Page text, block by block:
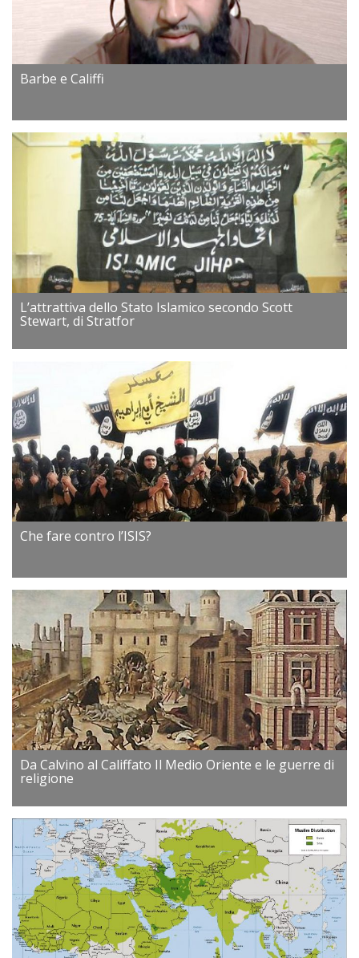
Barbe e Califfi
L’attrattiva dello Stato Islamico secondo Scott
Stewart, di Stratfor
Che fare contro l’ISIS?
Da Calvino al Califfato Il Medio Oriente e le guerre di
religione